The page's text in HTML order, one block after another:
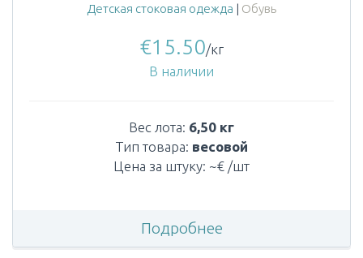
Детская стоковая одежда | Обувь
€15.50/кг
В наличии
Вес лота: 6,50 кг
Тип товара: весовой
Цена за штуку: ~€ /шт
Подробнее